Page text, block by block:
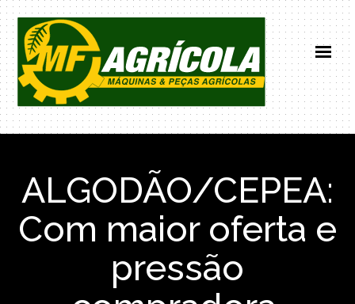
HOME
PRODUTOS
CONTATO
(66) 99671-0101
ALGODÃO/CEPEA:
Com maior oferta e
pressão